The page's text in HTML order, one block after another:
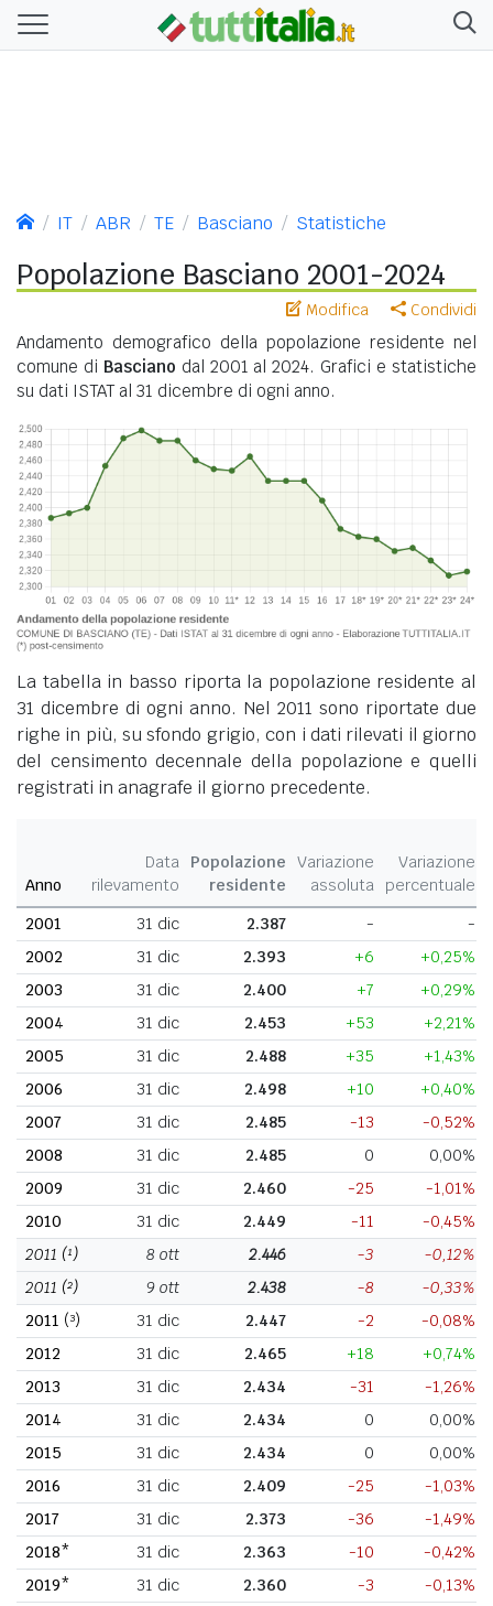
IT ABR TE Basciano Statistiche
Popolazione Basciano 2001-2024
Modifica Condividi
Andamento demografico della popolazione residente nel
comune di Basciano dal 2001 al 2024. Grafici e statistiche
su dati ISTAT al 31 dicembre di ogni anno.
La tabella in basso riporta la popolazione residente al
31 dicembre di ogni anno. Nel 2011 sono riportate due
righe in più, su sfondo grigio, con i dati rilevati il giorno
del censimento decennale della popolazione e quelli
registrati in anagrafe il giorno precedente.
Anno
Data
rilevamento
Popolazione
residente
Variazione
assoluta
Variazione
percentuale
2001
31 dic 2.387 -
-
2002
31 dic 2.393 +6
+0,25%
2003
31 dic 2.400 +7
+0,29%
2004
31 dic 2.453 +53
+2,21%
2005
31 dic 2.488 +35
+1,43%
2006
31 dic 2.498 +10
+0,40%
2007
31 dic 2.485 -13
-0,52%
2008
31 dic 2.485 0
0,00%
2009
31 dic 2.460 -25
-1,01%
2010
31 dic 2.449 -11
-0,45%
2011 (¹) 8 ott 2.446 -3
-0,12%
2011 (²) 9 ott 2.438 -8
-0,33%
2011 (³) 31 dic 2.447 -2
-0,08%
2012
31 dic 2.465 +18
+0,74%
2013
31 dic 2.434 -31
-1,26%
2014
31 dic 2.434 0
0,00%
2015
31 dic 2.434 0
0,00%
2016
31 dic 2.409 -25
-1,03%
2017
31 dic 2.373 -36
-1,49%
2018*
31 dic 2.363 -10
-0,42%
2019*
31 dic 2.360 -3
-0,13%